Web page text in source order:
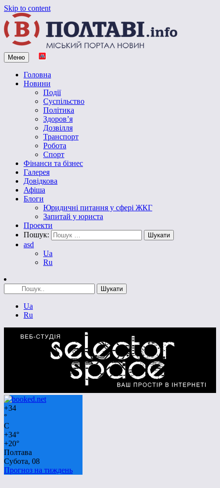
Skip to content
Vpoltave.info
Полтавський портал новин
Меню
Головна
Новини
Події
Суспільство
Політика
Здоров’я
Дозвілля
Транспорт
Робота
Спорт
Фінанси та бізнес
Галерея
Довідкова
Афіша
Блоги
Юридичні питання у сфері ЖКГ
Запитай у юриста
Проекти
Пошук:
asd
Ua
Ru
Ua
Ru
+34
°
C
+34°
+20°
Полтава
Субота, 08
Прогноз на тиждень